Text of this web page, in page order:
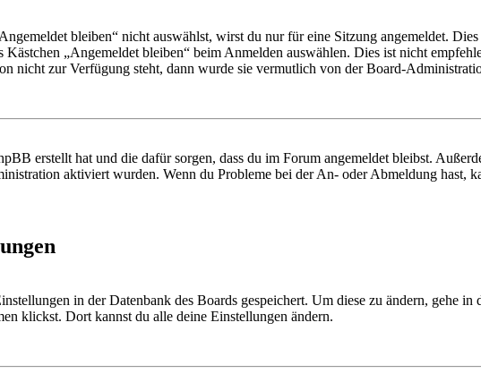
bleiben“ nicht auswählst, wirst du nur für eine Sitzung angemeldet.
„Angemeldet bleiben“ beim Anmelden auswählen. Dies ist nicht
nicht zur Verfügung steht, dann wurde sie vermutlich von der Board-
erstellt hat und die dafür sorgen, dass du im Forum angemeldet bleibst.
aktiviert wurden. Wenn du Probleme bei der An- oder Abmeldung hast,
in der Datenbank des Boards gespeichert. Um diese zu ändern, gehe
klickst. Dort kannst du alle deine Einstellungen ändern.